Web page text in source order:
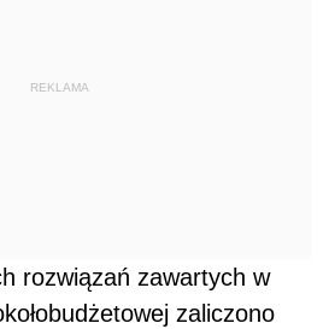
REKLAMA
rozwiązań zawartych w
zaliczono